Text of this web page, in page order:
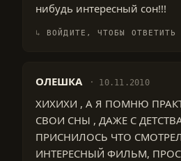
нибудь интересный сон!!!
ВОЙДИТЕ, ЧТОБЫ ОТВЕТИТЬ
ОЛЕШКА 10.11.2010
ХИХИХИ , А Я ПОМНЮ
СВОИ СНЫ , ДАЖЕ С
ПРИСНИЛОСЬ ЧТО
ИНТЕРЕСНЫЙ ФИЛЬМ,